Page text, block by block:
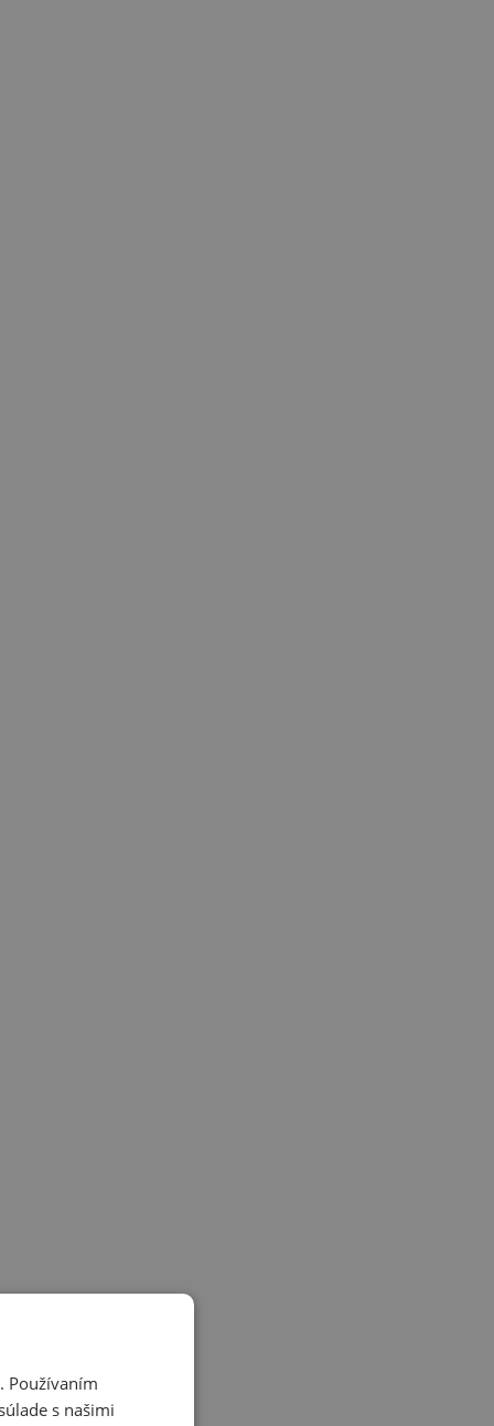
Používaním
s našimi